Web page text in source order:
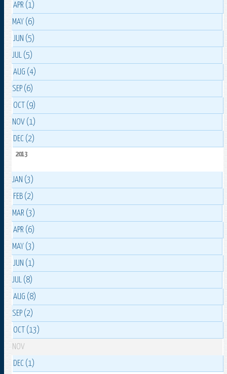
APR (1)
MAY (6)
JUN (5)
JUL (5)
AUG (4)
SEP (6)
OCT (9)
NOV (1)
DEC (2)
2013
JAN (3)
FEB (2)
MAR (3)
APR (6)
MAY (3)
JUN (1)
JUL (8)
AUG (8)
SEP (2)
OCT (13)
NOV
DEC (1)